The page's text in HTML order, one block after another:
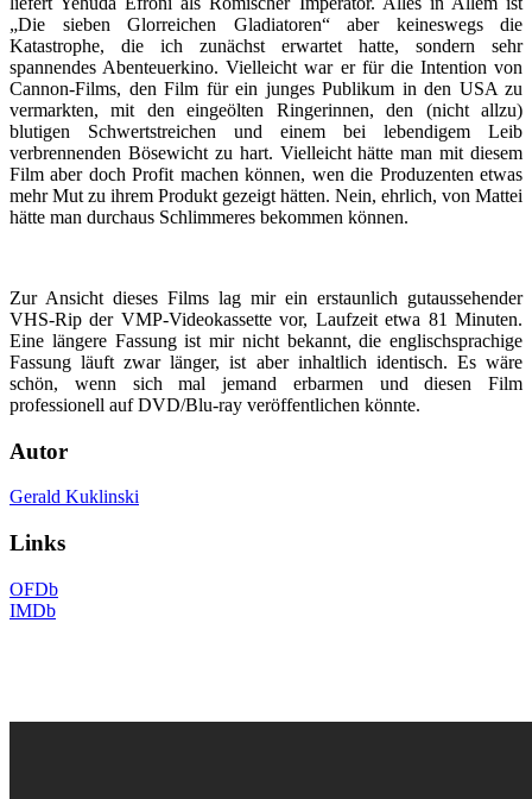
„Die sieben Glorreichen Gladiatoren“ aber keineswegs die
Katastrophe, die ich zunächst erwartet hatte, sondern sehr
spannendes Abenteuerkino. Vielleicht war er für die Intention von
Cannon-Films, den Film für ein junges Publikum in den USA zu
vermarkten, mit den eingeölten Ringerinnen, den (nicht allzu)
blutigen Schwertstreichen und einem bei lebendigem Leib
verbrennenden Bösewicht zu hart. Vielleicht hätte man mit diesem
Film aber doch Profit machen können, wen die Produzenten etwas
mehr Mut zu ihrem Produkt gezeigt hätten. Nein, ehrlich, von Mattei
hätte man durchaus Schlimmeres bekommen können.
Zur Ansicht dieses Films lag mir ein erstaunlich gutaussehender
VHS-Rip der VMP-Videokassette vor, Laufzeit etwa 81 Minuten.
Eine längere Fassung ist mir nicht bekannt, die englischsprachige
Fassung läuft zwar länger, ist aber inhaltlich identisch. Es wäre
schön, wenn sich mal jemand erbarmen und diesen Film
professionell auf DVD/Blu-ray veröffentlichen könnte.
Autor
Gerald Kuklinski
Links
OFDb
IMDb